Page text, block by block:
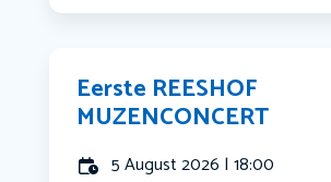
Eerste REESHOF
MUZENCONCERT
5 August 2026 | 18:00